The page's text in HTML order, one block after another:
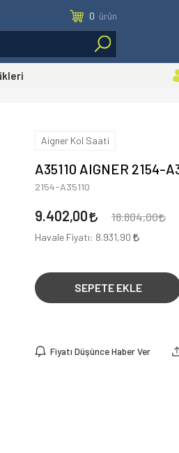
0 ürün
Aigner Kol Saati
A35110 AIGNER 2154-
2154-A35110
9.402,00 18.804,00
Havale Fiyatı: 8.931,90
SEPETE EKLE
Fiyatı Düşünce Haber Ver